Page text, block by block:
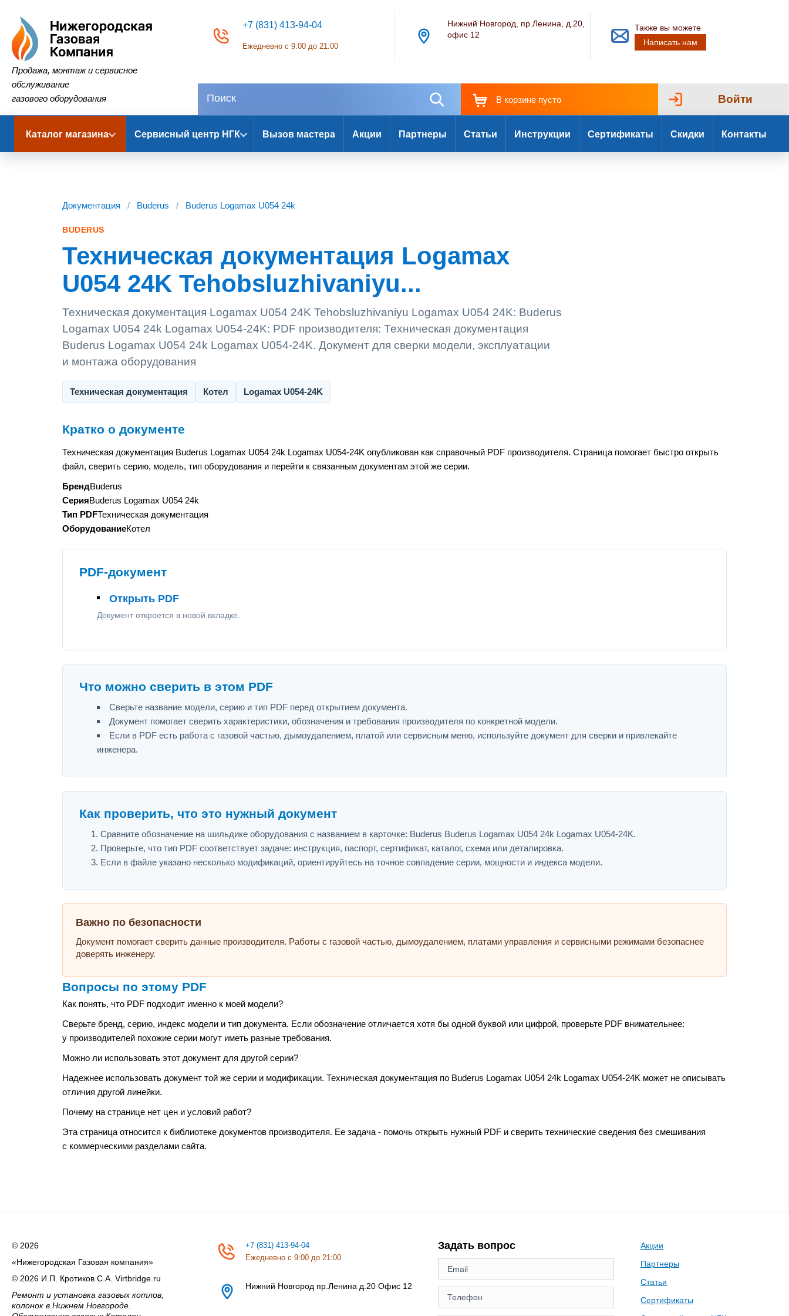
Нижегородская Газовая Компания
Продажа, монтаж и сервисное
обслуживание
газового оборудования
+7 (831) 413-94-04
Ежедневно с 9:00 до 21:00
Нижний Новгород, пр.Ленина, д.20,
офис 12
Также вы можете
Написать нам
В корзине пусто Войти
Каталог магазина Сервисный центр НГК Вызов мастера Акции Партнеры Статьи Инструкции Сертификаты Скидки Контакты
Документация / Buderus / Buderus Logamax U054 24k
BUDERUS
Техническая документация Logamax
U054 24K Tehobsluzhivaniyu...
Техническая документация Logamax U054 24K Tehobsluzhivaniyu Logamax U054 24K: Buderus
Logamax U054 24k Logamax U054-24K: PDF производителя: Техническая документация
Buderus Logamax U054 24k Logamax U054-24K. Документ для сверки модели, эксплуатации
и монтажа оборудования
Техническая документация Котел Logamax U054-24K
Кратко о документе
Техническая документация Buderus Logamax U054 24k Logamax U054-24K опубликован как справочный PDF производителя. Страница помогает быстро открыть
файл, сверить серию, модель, тип оборудования и перейти к связанным документам этой же серии.
БрендBuderus
СерияBuderus Logamax U054 24k
Тип PDFТехническая документация
ОборудованиеКотел
PDF-документ
Открыть PDF
Документ откроется в новой вкладке.
Что можно сверить в этом PDF
Сверьте название модели, серию и тип PDF перед открытием документа.
Документ помогает сверить характеристики, обозначения и требования производителя по конкретной модели.
Если в PDF есть работа с газовой частью, дымоудалением, платой или сервисным меню, используйте документ для сверки и привлекайте
инженера.
Как проверить, что это нужный документ
Сравните обозначение на шильдике оборудования с названием в карточке: Buderus Buderus Logamax U054 24k Logamax U054-24K.
Проверьте, что тип PDF соответствует задаче: инструкция, паспорт, сертификат, каталог, схема или деталировка.
Если в файле указано несколько модификаций, ориентируйтесь на точное совпадение серии, мощности и индекса модели.
Важно по безопасности
Документ помогает сверить данные производителя. Работы с газовой частью, дымоудалением, платами управления и сервисными режимами безопаснее
доверять инженеру.
Вопросы по этому PDF
Как понять, что PDF подходит именно к моей модели?
Сверьте бренд, серию, индекс модели и тип документа. Если обозначение отличается хотя бы одной буквой или цифрой, проверьте PDF внимательнее:
у производителей похожие серии могут иметь разные требования.
Можно ли использовать этот документ для другой серии?
Надежнее использовать документ той же серии и модификации. Техническая документация по Buderus Logamax U054 24k Logamax U054-24K может не описывать
отличия другой линейки.
Почему на странице нет цен и условий работ?
Эта страница относится к библиотеке документов производителя. Ее задача - помочь открыть нужный PDF и сверить технические сведения без смешивания
с коммерческими разделами сайта.
© 2026
«Нижегородская Газовая компания»
© 2026 И.П. Кротиков С.А. Virtbridge.ru
Ремонт и установка газовых котлов,
колонок в Нижнем Новгороде.
+7 (831) 413-94-04
Ежедневно с 9:00 до 21:00
Нижний Новгород пр.Ленина д.20 Офис 12
Задать вопрос
Акции
Партнеры
Статьи
Сертификаты